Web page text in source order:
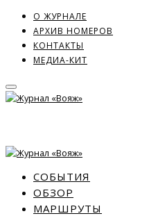
О ЖУРНАЛЕ
АРХИВ НОМЕРОВ
КОНТАКТЫ
МЕДИА-КИТ
СОБЫТИЯ
ОБЗОР
МАРШРУТЫ